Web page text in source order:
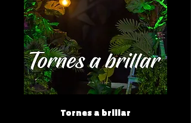
Tornes a brillar